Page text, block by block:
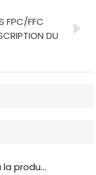
FPC/FFC
DU
Guide d'évaluation et d'adaptation à la production des composants de câbles nationaux CNC Tech